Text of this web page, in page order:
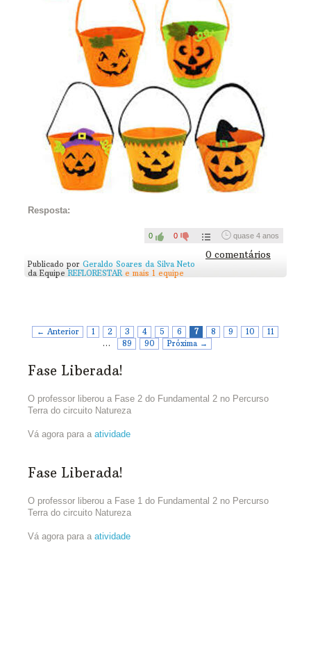
Terminou? Tire uma foto e publique aqui pra gente ver como
Resposta:
0 0 quase 4 anos
0 comentários
Publicado por Geraldo Soares da Silva Neto
da Equipe REFLORESTARe mais 1 equipe
← Anterior 1 2 3 4 5 6 7 8 9 10
11
…
89 90 Próxima →
Fase Liberada!
O professor liberou a Fase 2 do Fundamental 2 no Percurso
Terra do circuito Natureza
Vá agora para a atividade
Fase Liberada!
O professor liberou a Fase 1 do Fundamental 2 no Percurso
Terra do circuito Natureza
Vá agora para a atividade